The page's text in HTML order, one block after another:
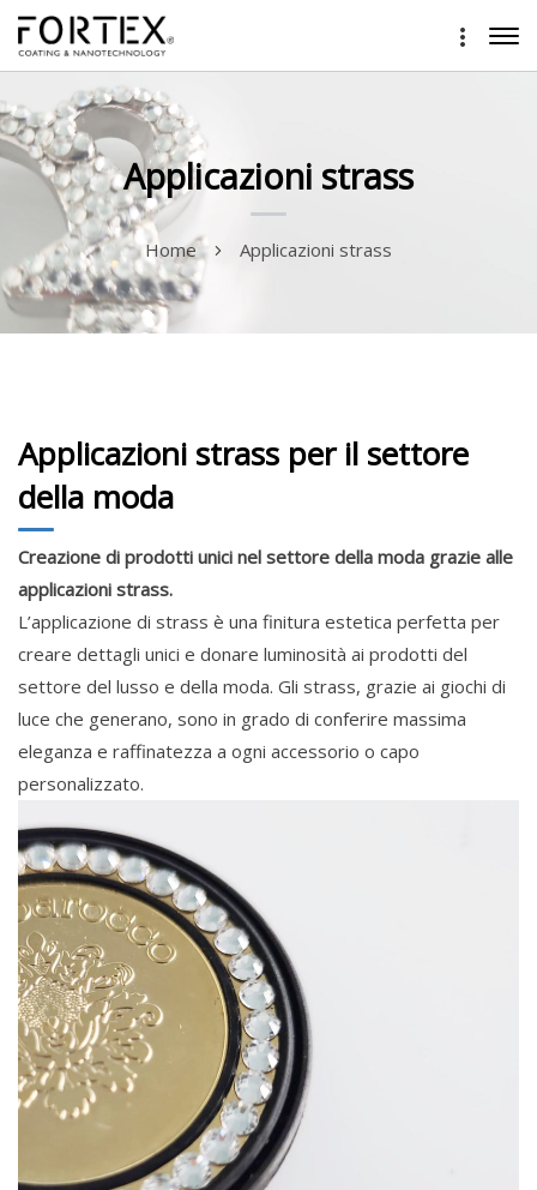
Applicazioni strass
Home Applicazioni strass
Applicazioni strass per il settore
della moda
Creazione di prodotti unici nel settore della moda grazie alle
applicazioni strass.
L’applicazione di strass è una finitura estetica perfetta per
creare dettagli unici e donare luminosità ai prodotti del
settore del lusso e della moda. Gli strass, grazie ai giochi di
luce che generano, sono in grado di conferire massima
eleganza e raffinatezza a ogni accessorio o capo
personalizzato.